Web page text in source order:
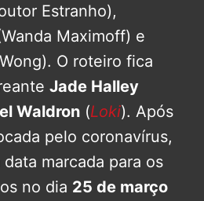
Estranho),
Maximoff) e
O roteiro fica
Jade Halley
Waldron (Loki). Após
pelo coronavírus,
marcada para os
no dia 25 de março